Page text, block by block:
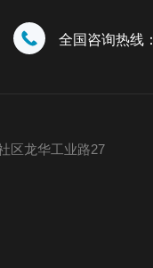
全国咨询热线：
区龙华工业路27